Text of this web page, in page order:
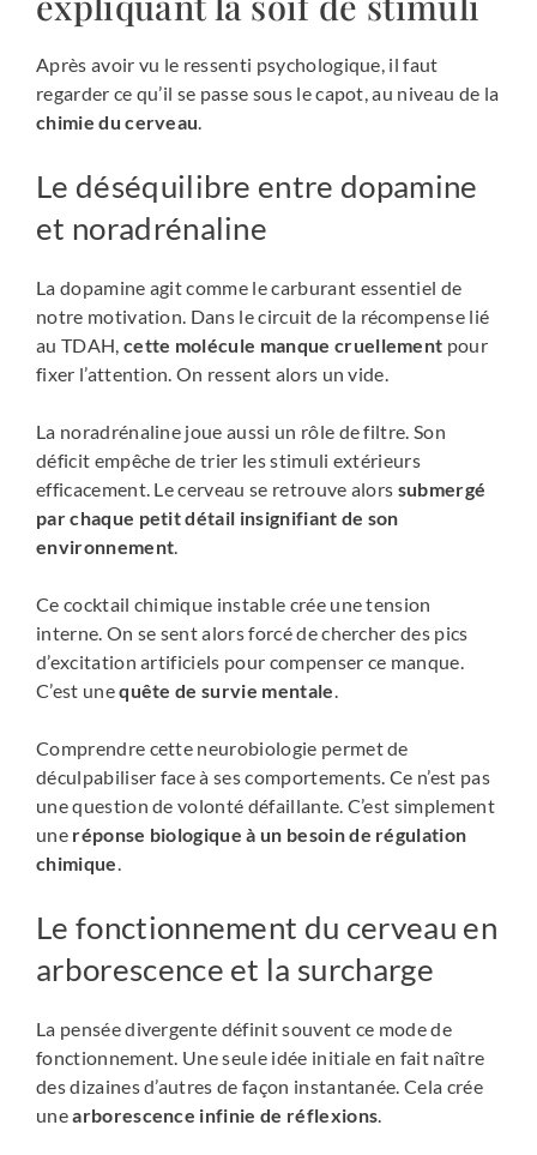
Après avoir vu le ressenti psychologique, il faut
regarder ce qu’il se passe sous le capot, au niveau de la
chimie du cerveau.
Le déséquilibre entre dopamine
et noradrénaline
La dopamine agit comme le carburant essentiel de
notre motivation. Dans le circuit de la récompense lié
au TDAH, cette molécule manque cruellement pour
fixer l’attention. On ressent alors un vide.
La noradrénaline joue aussi un rôle de filtre. Son
déficit empêche de trier les stimuli extérieurs
efficacement. Le cerveau se retrouve alors submergé
par chaque petit détail insignifiant de son
environnement.
Ce cocktail chimique instable crée une tension
interne. On se sent alors forcé de chercher des pics
d’excitation artificiels pour compenser ce manque.
C’est unequête de survie mentale.
Comprendre cette neurobiologie permet de
déculpabiliser face à ses comportements. Ce n’est pas
une question de volonté défaillante. C’est simplement
une réponse biologique à un besoin de régulation
chimique.
Le fonctionnement du cerveau en
arborescence et la surcharge
La pensée divergente définit souvent ce mode de
fonctionnement. Une seule idée initiale en fait naître
des dizaines d’autres de façon instantanée. Cela crée
unearborescence infinie de réflexions.